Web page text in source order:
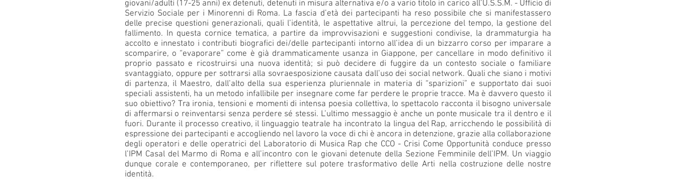
giovani/adulti (17-25 anni) ex detenuti, detenuti in misura alternativa e/o a vario titolo in carico all’U.S.S.M. - Ufficio di
Servizio Sociale per i Minorenni di Roma. La fascia d’età dei partecipanti ha reso possibile che si manifestassero
delle precise questioni generazionali, quali l’identità, le aspettative altrui, la percezione del tempo, la gestione del
fallimento. In questa cornice tematica, a partire da improvvisazioni e suggestioni condivise, la drammaturgia ha
accolto e innestato i contributi biografici dei/delle partecipanti intorno all’idea di un bizzarro corso per imparare a
scomparire, o “evaporare” come è già drammaticamente usanza in Giappone, per cancellare in modo definitivo il
proprio passato e ricostruirsi una nuova identità; si può decidere di fuggire da un contesto sociale o familiare
svantaggiato, oppure per sottrarsi alla sovraesposizione causata dall’uso dei social network. Quali che siano i motivi
di partenza, il Maestro, dall’alto della sua esperienza pluriennale in materia di “sparizioni” e supportato dai suoi
speciali assistenti, ha un metodo infallibile per insegnare come far perdere le proprie tracce. Ma è davvero questo il
suo obiettivo? Tra ironia, tensioni e momenti di intensa poesia collettiva, lo spettacolo racconta il bisogno universale
di affermarsi o reinventarsi senza perdere sé stessi. L’ultimo messaggio è anche un ponte musicale tra il dentro e il
fuori. Durante il processo creativo, il linguaggio teatrale ha incontrato la lingua del Rap, arricchendo le possibilità di
espressione dei partecipanti e accogliendo nel lavoro la voce di chi è ancora in detenzione, grazie alla collaborazione
degli operatori e delle operatrici del Laboratorio di Musica Rap che CCO - Crisi Come Opportunità conduce presso
l’IPM Casal del Marmo di Roma e all’incontro con le giovani detenute della Sezione Femminile dell’IPM. Un viaggio
dunque corale e contemporaneo, per riflettere sul potere trasformativo delle Arti nella costruzione delle nostre
identità.